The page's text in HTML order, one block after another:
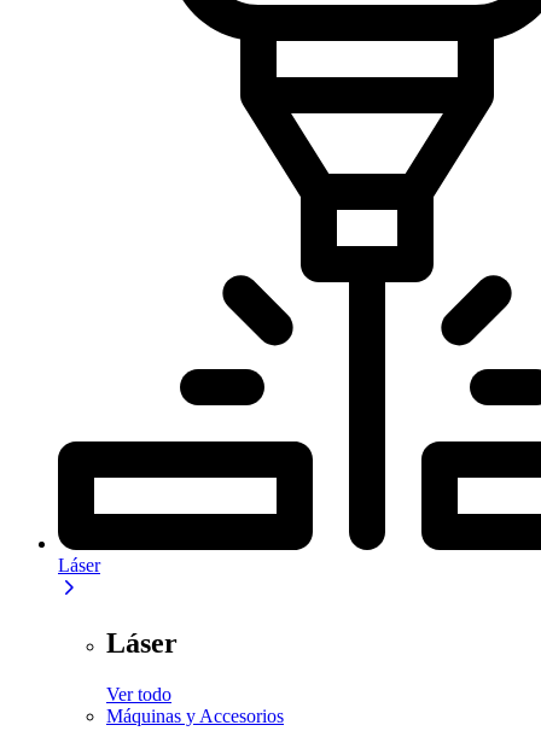
Láser
Láser
Ver todo
Máquinas y Accesorios